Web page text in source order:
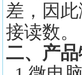
差，因
接读数。
二、产品